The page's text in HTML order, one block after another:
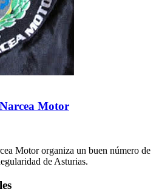
Motor
Motor organiza un buen número de
de Asturias.